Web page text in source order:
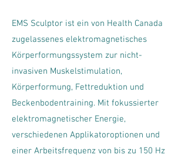
EMS Sculptor ist ein von Health Canada
zugelassenes elektromagnetisches
Körperformungssystem zur nicht-
invasiven Muskelstimulation,
Körperformung, Fettreduktion und
Beckenbodentraining. Mit fokussierter
elektromagnetischer Energie,
verschiedenen Applikatoroptionen und
einer Arbeitsfrequenz von bis zu 150 Hz